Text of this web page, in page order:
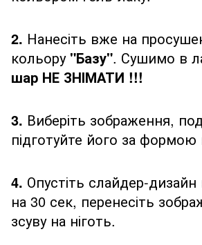
2. Нанесіть вже на
кольору "Базу". Сушимо в
шар НЕ ЗНІМАТИ !!!
3. Виберіть зображення,
підготуйте його за формою
4. Опустіть слайдер-
на 30 сек, перенесіть
зсуву на ніготь.